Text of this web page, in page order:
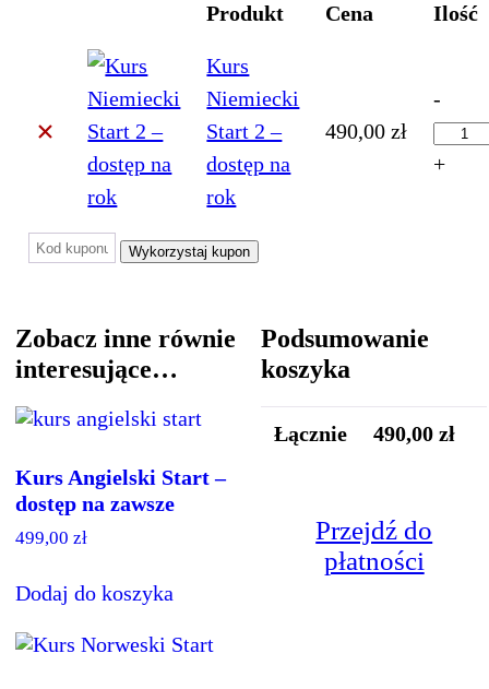
Produkt Cena Ilość
×
Kurs
Niemiecki
Start 2 –
dostęp na
rok
490,00zł
Kurs
Start
-
+
Kupon:
Wykorzystaj kupon
Zobacz inne równie
interesujące…
Kurs Angielski Start –
dostęp na zawsze
499,00zł
Dodaj do koszyka
Podsumowanie
koszyka
Łącznie 490,00zł
Przejdź do
płatności